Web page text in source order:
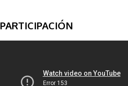
PARTICIPACIÓN